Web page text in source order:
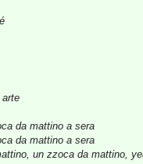
da mattino a sera
da mattino a sera
un zzoca da mattino,